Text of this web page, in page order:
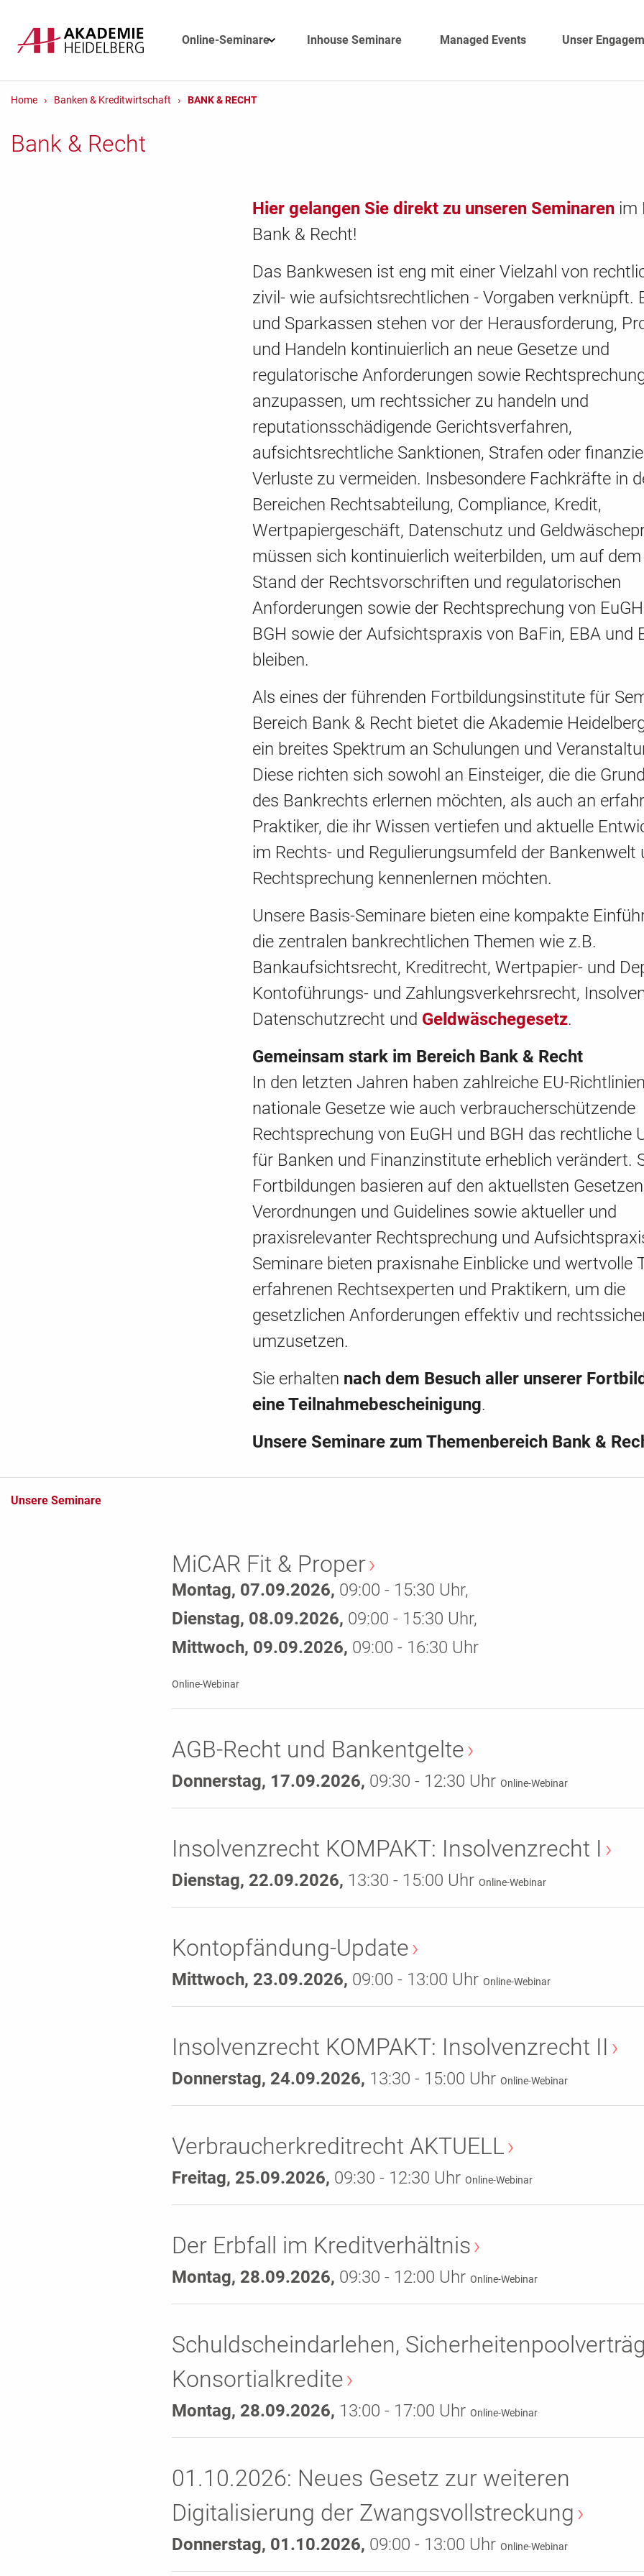
Online-Seminare Inhouse Seminare Managed Events Unser
Home Banken & Kreditwirtschaft BANK & RECHT
Bank & Recht
Hier gelangen Sie direkt zu unseren Seminaren im
Bank & Recht!
Das Bankwesen ist eng mit einer Vielzahl von
zivil- wie aufsichtsrechtlichen - Vorgaben verknüpft.
und Sparkassen stehen vor der Herausforderung,
und Handeln kontinuierlich an neue Gesetze und
regulatorische Anforderungen sowie
anzupassen, um rechtssicher zu handeln und
reputationsschädigende Gerichtsverfahren,
aufsichtsrechtliche Sanktionen, Strafen oder
Verluste zu vermeiden. Insbesondere Fachkräfte in
Bereichen Rechtsabteilung, Compliance, Kredit,
Wertpapiergeschäft, Datenschutz und
müssen sich kontinuierlich weiterbilden, um auf
Stand der Rechtsvorschriften und regulatorischen
Anforderungen sowie der Rechtsprechung von
BGH sowie der Aufsichtspraxis von BaFin, EBA und
bleiben.
Als eines der führenden Fortbildungsinstitute für
Bereich Bank & Recht bietet die Akademie
ein breites Spektrum an Schulungen und
Diese richten sich sowohl an Einsteiger, die die
des Bankrechts erlernen möchten, als auch an
Praktiker, die ihr Wissen vertiefen und aktuelle
im Rechts- und Regulierungsumfeld der Bankenwelt
Rechtsprechung kennenlernen möchten.
Unsere Basis-Seminare bieten eine kompakte
die zentralen bankrechtlichen Themen wie z.B.
Bankaufsichtsrecht, Kreditrecht, Wertpapier- und
Kontoführungs- und Zahlungsverkehrsrecht,
Datenschutzrecht und Geldwäschegesetz.
Gemeinsam stark im Bereich Bank & Recht
In den letzten Jahren haben zahlreiche EU-
nationale Gesetze wie auch verbraucherschützende
Rechtsprechung von EuGH und BGH das rechtliche
für Banken und Finanzinstitute erheblich verändert.
Fortbildungen basieren auf den aktuellsten
Verordnungen und Guidelines sowie aktueller und
praxisrelevanter Rechtsprechung und
Seminare bieten praxisnahe Einblicke und wertvolle
erfahrenen Rechtsexperten und Praktikern, um die
gesetzlichen Anforderungen effektiv und
umzusetzen.
Sie erhalten nach dem Besuch aller unserer
eine Teilnahmebescheinigung.
Unsere Seminare zum Themenbereich Bank &
Unsere Seminare
MiCAR Fit & Proper
Montag, 07.09.2026, 09:00 - 15:30 Uhr,
Dienstag, 08.09.2026, 09:00 - 15:30 Uhr,
Mittwoch, 09.09.2026, 09:00 - 16:30 Uhr
Online-Webinar
AGB-Recht und Bankentgelte
Donnerstag, 17.09.2026, 09:30 - 12:30 Uhr Online-Webinar
Insolvenzrecht KOMPAKT: Insolvenzrecht I
Dienstag, 22.09.2026, 13:30 - 15:00 Uhr Online-Webinar
Kontopfändung-Update
Mittwoch, 23.09.2026, 09:00 - 13:00 Uhr Online-Webinar
Insolvenzrecht KOMPAKT: Insolvenzrecht II
Donnerstag, 24.09.2026, 13:30 - 15:00 Uhr Online-Webinar
Verbraucherkreditrecht AKTUELL
Freitag, 25.09.2026, 09:30 - 12:30 Uhr Online-Webinar
Der Erbfall im Kreditverhältnis
Montag, 28.09.2026, 09:30 - 12:00 Uhr Online-Webinar
Schuldscheindarlehen,
Konsortialkredite
Montag, 28.09.2026, 13:00 - 17:00 Uhr Online-Webinar
01.10.2026: Neues Gesetz zur weiteren
Digitalisierung der Zwangsvollstreckung
Donnerstag, 01.10.2026, 09:00 - 13:00 Uhr Online-Webinar